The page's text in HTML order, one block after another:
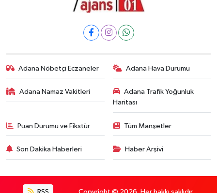
Adana Nöbetçi Eczaneler Adana Hava Durumu
Adana Namaz Vakitleri
Adana Trafik Yoğunluk
Haritası
Puan Durumu ve Fikstür Tüm Manşetler
Son Dakika Haberleri Haber Arşivi